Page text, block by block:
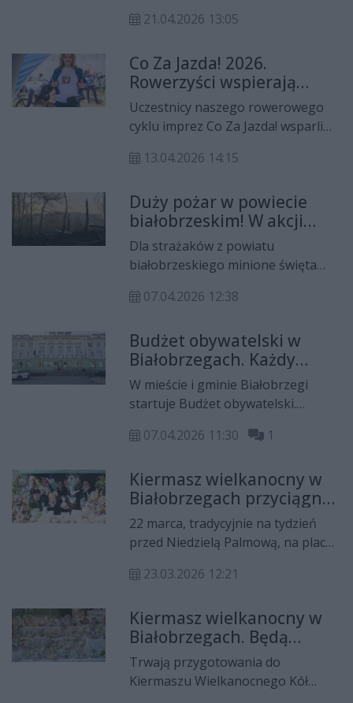
jako gospodarz prestiżowego,
Frajdy”. Wydarzenie było tym
bardziej wyjątkowe, że
ogólnopolski projekt świętuje
właśnie swoje 10-lecie.
21.04.2026 13:05
Co Za Jazda! 2026.
Rowerzyści wspierają
chorego Leona
Uczestnicy naszego rowerowego
cyklu imprez Co Za Jazda! wsparli
odbyła się w niedzielę 12 kwietnia w
13.04.2026 14:15
Duży pożar w powiecie
białobrzeskim! W akcji
straż i dromadery
Dla strażaków z powiatu
białobrzeskiego minione święta
Największy pożar, jaki musieli
07.04.2026 12:38
Budżet obywatelski w
Białobrzegach. Każdy
mieszkaniec może zgłosić
projekt
W mieście i gminie Białobrzegi
startuje Budżet obywatelski.
projekty już od czwartku 16
głosowania.
07.04.2026 11:30 1
Kiermasz wielkanocny w
Białobrzegach przyciągnął
tłumy
22 marca, tradycyjnie na tydzień
przed Niedzielą Palmową, na placu
Białobrzegach odbył się Powiatowy
Gospodyń Wiejskich z terenu
Powiatu Białobrzeskiego.
23.03.2026 12:21
Kiermasz wielkanocny w
Białobrzegach. Będą
palmy i smakołyki
Trwają przygotowania do
Kiermaszu Wielkanocnego Kół